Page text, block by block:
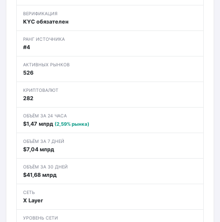
ВЕРИФИКАЦИЯ
KYC обязателен
РАНГ ИСТОЧНИКА
#4
АКТИВНЫХ РЫНКОВ
526
КРИПТОВАЛЮТ
282
ОБЪЁМ ЗА 24 ЧАСА
$1,47 млрд (2,59% рынка)
ОБЪЁМ ЗА 7 ДНЕЙ
$7,04 млрд
ОБЪЁМ ЗА 30 ДНЕЙ
$41,68 млрд
СЕТЬ
X Layer
УРОВЕНЬ СЕТИ